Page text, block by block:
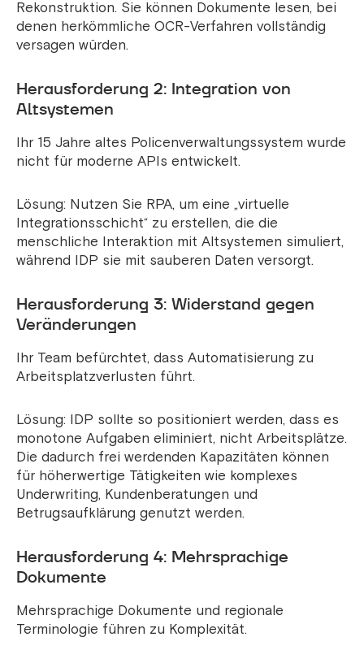
Rekonstruktion. Sie können Dokumente lesen, bei
denen herkömmliche OCR-Verfahren vollständig
versagen würden.
Herausforderung 2: Integration von
Altsystemen
Ihr 15 Jahre altes Policenverwaltungssystem wurde
nicht für moderne APIs entwickelt.
Lösung: Nutzen Sie RPA, um eine „virtuelle
Integrationsschicht“ zu erstellen, die die
menschliche Interaktion mit Altsystemen simuliert,
während IDP sie mit sauberen Daten versorgt.
Herausforderung 3: Widerstand gegen
Veränderungen
Ihr Team befürchtet, dass Automatisierung zu
Arbeitsplatzverlusten führt.
Lösung: IDP sollte so positioniert werden, dass es
monotone Aufgaben eliminiert, nicht Arbeitsplätze.
Die dadurch frei werdenden Kapazitäten können
für höherwertige Tätigkeiten wie komplexes
Underwriting, Kundenberatungen und
Betrugsaufklärung genutzt werden.
Herausforderung 4: Mehrsprachige
Dokumente
Mehrsprachige Dokumente und regionale
Terminologie führen zu Komplexität.